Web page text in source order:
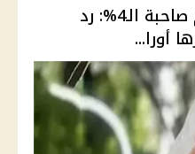
القصة الكاملة لأزمة ريم صاحبة الـ4%: رد
أورا...